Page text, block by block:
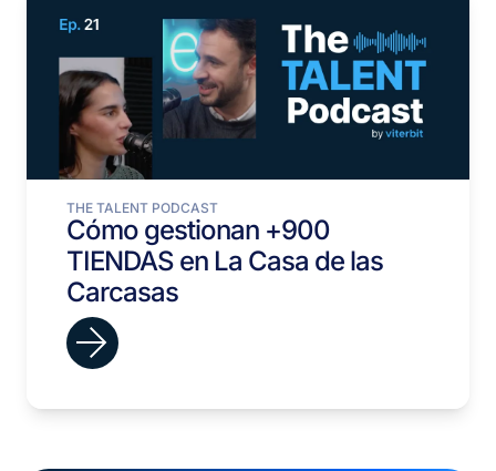
THE TALENT PODCAST
Cómo gestionan +900
TIENDAS en La Casa de las
Carcasas